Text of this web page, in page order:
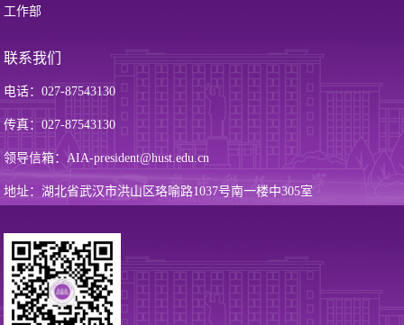
工作部
联系我们
电话：027-87543130
传真：027-87543130
领导信箱：AIA-president@hust.edu.cn
地址：湖北省武汉市洪山区珞喻路1037号南一楼中305室